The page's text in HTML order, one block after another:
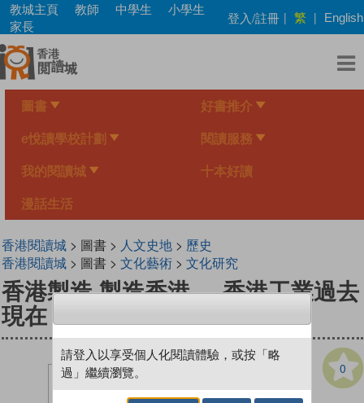
Skip
main
content
教城主頁 教師 中學生
小學生
家長
登入/註冊 | 繁 | English
圖書 好書推介
e悅讀學校計劃 閱讀服務
我的閱讀城 十本好讀
漫話生活
香港閱讀城> 圖書 > 人文史地> 歷史
香港閱讀城> 圖書 > 文化藝術> 文化研究
香港製造 製造香港──香港工業過去
現在 未來
0
請登入以享受個人化閱讀體驗，或按「略
過」繼續瀏覽。